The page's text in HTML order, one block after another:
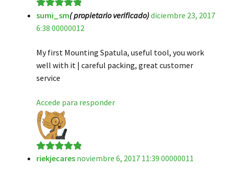
Valorado en5
de 5
sumi_sm( propietario verificado)diciembre 23, 2017
6:38 00000012
My first Mounting Spatula, useful tool, you work
well with it | careful packing, great customer
service
Accede para responder
Valorado en 5
riekjecares noviembre 6, 2017 11:39 00000011